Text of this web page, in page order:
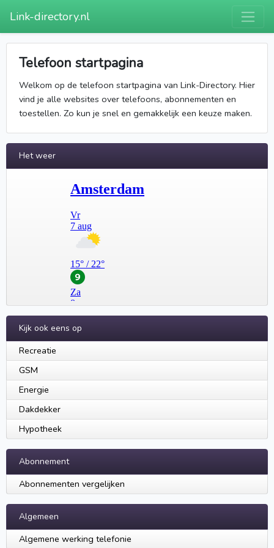
Link-directory.nl
Telefoon startpagina
Welkom op de telefoon startpagina van Link-Directory. Hier
vind je alle websites over telefoons, abonnementen en
toestellen. Zo kun je snel en gemakkelijk een keuze maken.
Het weer
Kijk ook eens op
Recreatie
GSM
Energie
Dakdekker
Hypotheek
Abonnement
Abonnementen vergelijken
Algemeen
Algemene werking telefonie